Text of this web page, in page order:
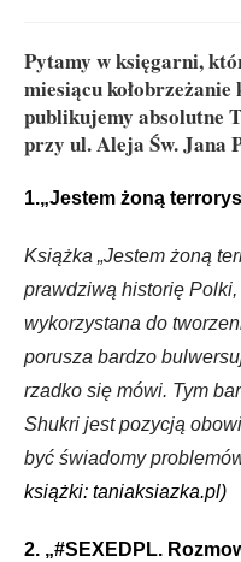
Pytamy w księgarni,
miesiącu
publikujemy absolutne
przy ul. Aleja Św. Jana
1.„Jestem żoną
Książka „Jestem żoną
prawdziwą historię Polki,
wykorzystana do
porusza bardzo
rzadko się mówi. Tym
Shukri jest pozycją
być świadomy
książki: taniaksiazka.pl)
2. „#SEXEDPL.